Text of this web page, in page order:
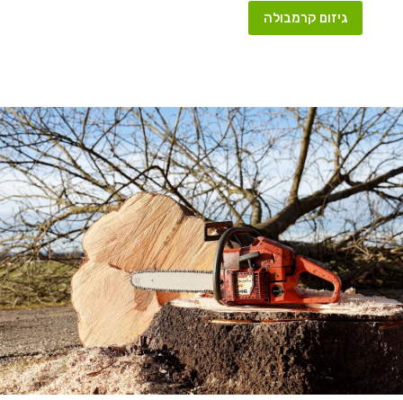
גיזום קרמבולה